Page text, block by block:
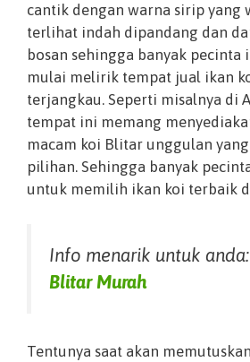
cantik dengan warna sirip yang
terlihat indah dipandang dan
bosan sehingga banyak pecinta
mulai melirik tempat jual ikan
terjangkau. Seperti misalnya di
tempat ini memang
macam koi Blitar unggulan
pilihan. Sehingga banyak
untuk memilih ikan koi terbaik
Info menarik untuk anda:
Blitar Murah
Tentunya saat akan